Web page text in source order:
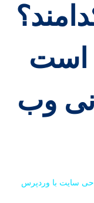
است
وب
سایت با وردپرس